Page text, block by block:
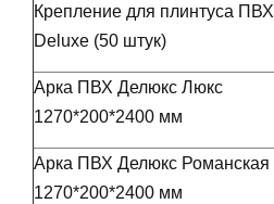
Крепление для плинтуса ПВХ
Deluxe (50 штук)
Арка ПВХ Делюкс Люкс
1270*200*2400 мм
Арка ПВХ Делюкс Романская
1270*200*2400 мм